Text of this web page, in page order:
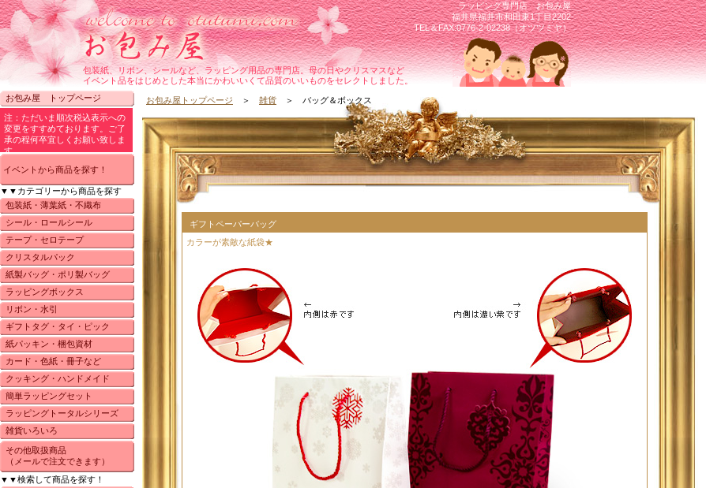
包装紙、リボン、シールなど、ラッピング用品の専門店。母の日やクリスマスなど
イベント品をはじめとした本当にかわいいくて品質のいいものをセレクトしました。
ラッピング専門店 お包み屋
福井県福井市和田東1丁目2202
TEL＆FAX:0776-2-02238（オツツミヤ）
お包み屋 トップページ
イベントから商品を探す！
▼▼カテゴリーから商品を探す
包装紙・薄葉紙・不織布
シール・ロールシール
テープ・セロテープ
クリスタルパック
紙製バッグ・ポリ製バッグ
ラッピングボックス
リボン・水引
ギフトタグ・タイ・ピック
紙パッキン・梱包資材
カード・色紙・冊子など
クッキング・ハンドメイド
簡単ラッピングセット
ラッピングトータルシリーズ
雑貨いろいろ
その他取扱商品
（メールで注文できます）
▼▼検索して商品を探す！
お包み屋トップページ ＞ 雑貨 ＞ バッグ＆ボックス
ギフトペーパーバッグ
カラーが素敵な紙袋★